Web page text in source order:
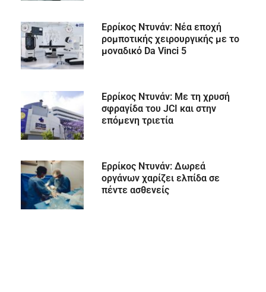
Ερρίκος Ντυνάν: Νέα εποχή
ρομποτικής χειρουργικής με το
μοναδικό Da Vinci 5
Ερρίκος Ντυνάν: Με τη χρυσή
σφραγίδα του JCI και στην
επόμενη τριετία
Ερρίκος Ντυνάν: Δωρεά
οργάνων χαρίζει ελπίδα σε
πέντε ασθενείς